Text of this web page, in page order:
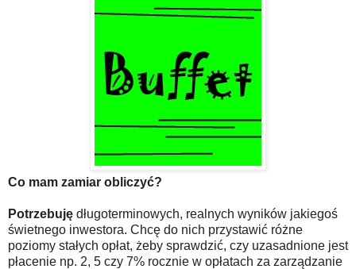
Co mam zamiar obliczyć?
Potrzebuję długoterminowych, realnych wyników jakiegoś
świetnego inwestora. Chcę do nich przystawić różne
poziomy stałych opłat, żeby sprawdzić, czy uzasadnione jest
płacenie np. 2, 5 czy 7% rocznie w opłatach za zarządzanie